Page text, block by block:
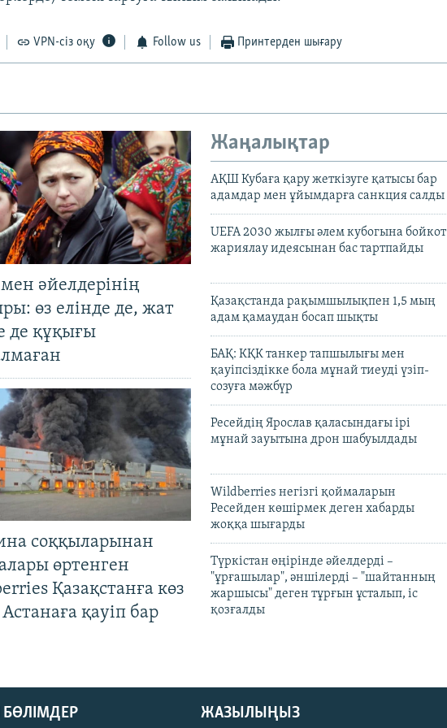
VPN-сіз оқу Follow us Принтерден шығару
әйелдерінің
өз елінде де, жат
де құқығы
соққыларынан
өртенген
Қазақстанға көз
Астанаға қауіп бар
Жаңалықтар
АҚШ Кубаға қару жеткізуге қатысы бар
адамдар мен ұйымдарға санкция салды
UEFA 2030 жылғы әлем кубогына бойкот
жариялау идеясынан бас тартпайды
Қазақстанда рақымшылықпен 1,5 мың
адам қамаудан босап шықты
БАҚ: КҚК танкер тапшылығы мен
қауіпсіздікке бола мұнай тиеуді үзіп-
созуға мәжбүр
Ресейдің Ярослав қаласындағы ірі
мұнай зауытына дрон шабуылдады
Wildberries негізгі қоймаларын
Ресейден көшірмек деген хабарды
жоққа шығарды
Түркістан өңірінде әйелдерді –
"ұрғашылар", әншілерді – "шайтанның
жаршысы" деген тұрғын ұсталып, іс
қозғалды
ЖАЗЫЛЫҢЫЗ
БӨЛІМДЕР